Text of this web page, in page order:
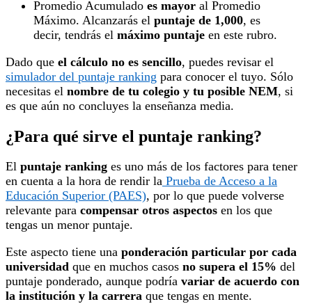
Promedio Acumulado es mayor al Promedio
Máximo. Alcanzarás el puntaje de 1,000, es
decir, tendrás el máximo puntaje en este rubro.
Dado que el cálculo no es sencillo, puedes revisar el
simulador del puntaje ranking para conocer el tuyo. Sólo
necesitas el nombre de tu colegio y tu posible NEM, si
es que aún no concluyes la enseñanza media.
¿Para qué sirve el puntaje ranking?
El puntaje ranking es uno más de los factores para tener
en cuenta a la hora de rendir la Prueba de Acceso a la
Educación Superior (PAES), por lo que puede volverse
relevante para compensar otros aspectos en los que
tengas un menor puntaje.
Este aspecto tiene una ponderación particular por cada
universidad que en muchos casos no supera el 15% del
puntaje ponderado, aunque podría variar de acuerdo con
la institución y la carrera que tengas en mente.